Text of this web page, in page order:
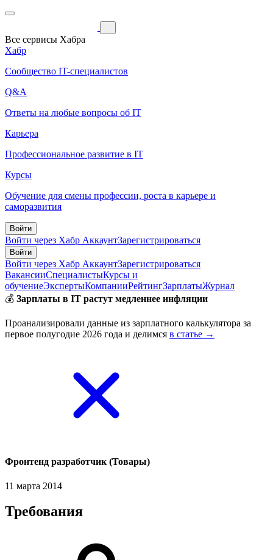
Все сервисы Хабра
Хабр
Сообщество IT-специалистов
Q&A
Ответы на любые вопросы об IT
Карьера
Профессиональное развитие в IT
Курсы
Обучение для смены профессии, роста в карьере и
саморазвития
Войти
Войти через Хабр АккаунтЗарегистрироваться
Войти
Войти через Хабр АккаунтЗарегистрироваться
ВакансииСпециалистыКурсы и
обучениеЭкспертыКомпанииРейтингЗарплатыЖурнал
💰 Зарплаты в IT растут медленнее инфляции
Проанализировали данные из зарплатного калькулятора за
первое полугодие 2026 года и делимся в статье →
Фронтенд разработчик (Товары)
11 марта 2014
Требования